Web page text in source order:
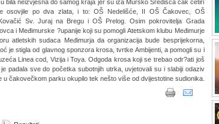
bila neizvjesna do samog kraja jer su iza Mursko Središća čak četiri
osovjile po dva zlata, i to: OŠ Nedelišće, II OŠ Čakovec, OŠ
Sv. Juraj na Bregu i OŠ Prelog. Osim pokrovitelja Grada
i Međimurske ?upanije koji su pomogli Atetskom klubu Međimurje
atletskih sudaca Međimurja da organizacija bude besprijekorna,
je stigla od glavnog sponzora krosa, tvrtke Ambijenti, a pomogli su i
Linea cod, Vizija i Toya. Odgoda krosa koji se trebao odr?ati još
padala sve do početka subotnjih utrka, uvjetovali su i slabiji odaziv
u čakovečkom parku okupilo tek nešto više od dvijestotine sudionika.